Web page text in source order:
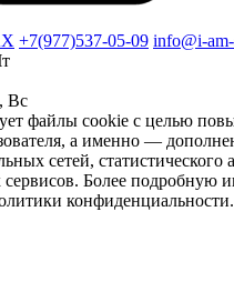
+7(977)537-05-09 info@i-
Вс
файлы cookie с целью
а именно —
сетей, статистического
сервисов. Более подробную
конфиденциальности.